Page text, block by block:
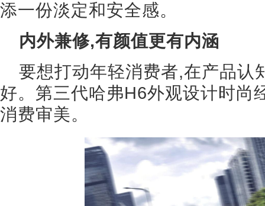
添一份淡定和安全感。
内外兼修,有颜值更有内涵
要想打动年轻消费者,在产品认
好。第三代哈弗H6外观设计时尚
消费审美。